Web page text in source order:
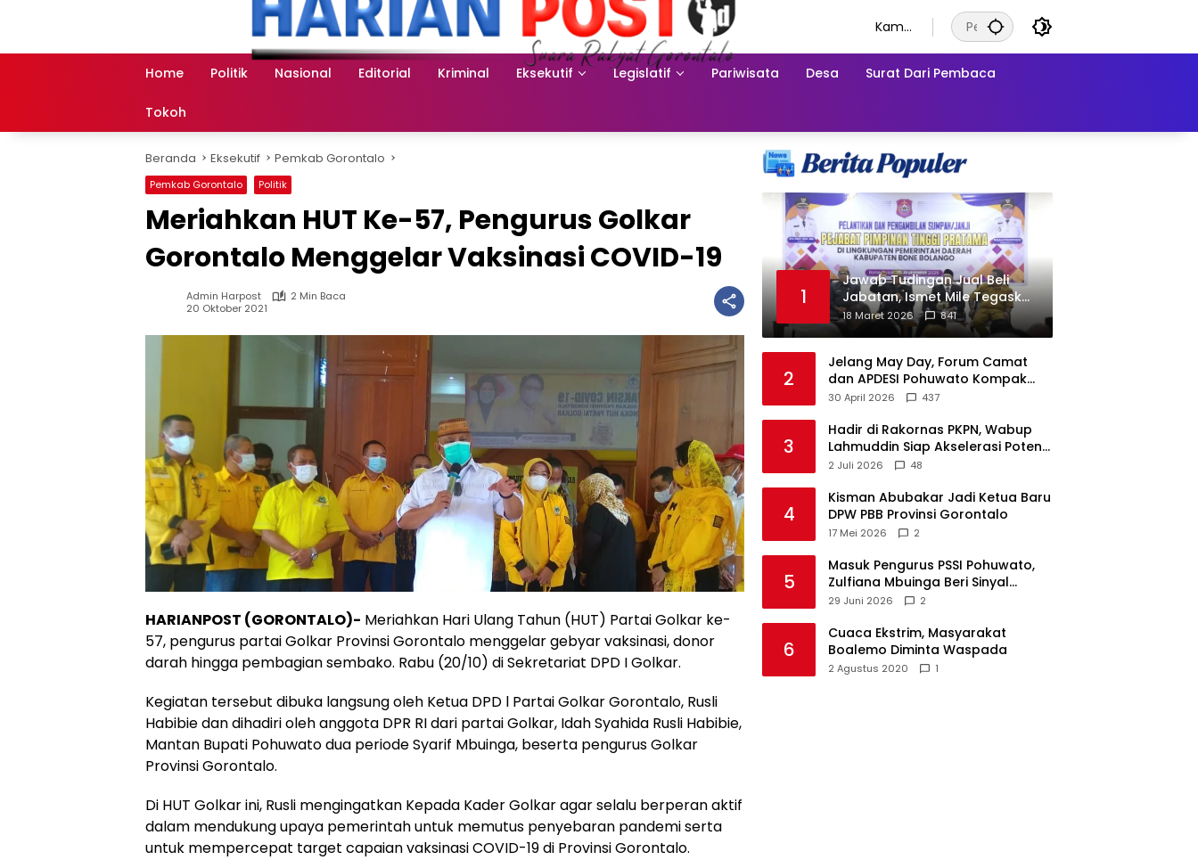
Kamis
us
Home Politik Nasional Editorial Kriminal Eksekutif Legislatif Pariwisata Desa Surat Dari Pembaca
Tokoh
Beranda Eksekutif Pemkab Gorontalo
Pemkab Gorontalo Politik
Meriahkan HUT Ke-57, Pengurus Golkar
Gorontalo Menggelar Vaksinasi COVID-19
Admin Harpost
2 Min Baca
20 Oktober 2021
HARIANPOST (GORONTALO)- Meriahkan Hari Ulang Tahun (HUT) Partai Golkar ke-
57, pengurus partai Golkar Provinsi Gorontalo menggelar gebyar vaksinasi, donor
darah hingga pembagian sembako. Rabu (20/10) di Sekretariat DPD I Golkar.
Kegiatan tersebut dibuka langsung oleh Ketua DPD l Partai Golkar Gorontalo, Rusli
Habibie dan dihadiri oleh anggota DPR RI dari partai Golkar, Idah Syahida Rusli Habibie,
Mantan Bupati Pohuwato dua periode Syarif Mbuinga, beserta pengurus Golkar
Provinsi Gorontalo.
Di HUT Golkar ini, Rusli mengingatkan Kepada Kader Golkar agar selalu berperan aktif
dalam mendukung upaya pemerintah untuk memutus penyebaran pandemi serta
untuk mempercepat target capaian vaksinasi COVID-19 di Provinsi Gorontalo.
1
Jawab Tudingan Jual Beli
Jabatan, Ismet Mile Tegaskan
Prosedur Pengisian Jabatan
18 Maret 2026 841
2
Jelang May Day, Forum Camat
dan APDESI Pohuwato Kompak
Minta Aksi BARA API Ditunda
30 April 2026 437
3
Hadir di Rakornas PKPN, Wabup
Lahmuddin Siap Akselerasi Potensi
Maritim Boalemo
2 Juli 2026 48
4
Kisman Abubakar Jadi Ketua Baru
DPW PBB Provinsi Gorontalo
17 Mei 2026 2
5
Masuk Pengurus PSSI Pohuwato,
Zulfiana Mbuinga Beri Sinyal
Dampingi Nasir di Arena Politik ?
29 Juni 2026 2
6
Cuaca Ekstrim, Masyarakat
Boalemo Diminta Waspada
2 Agustus 2020 1